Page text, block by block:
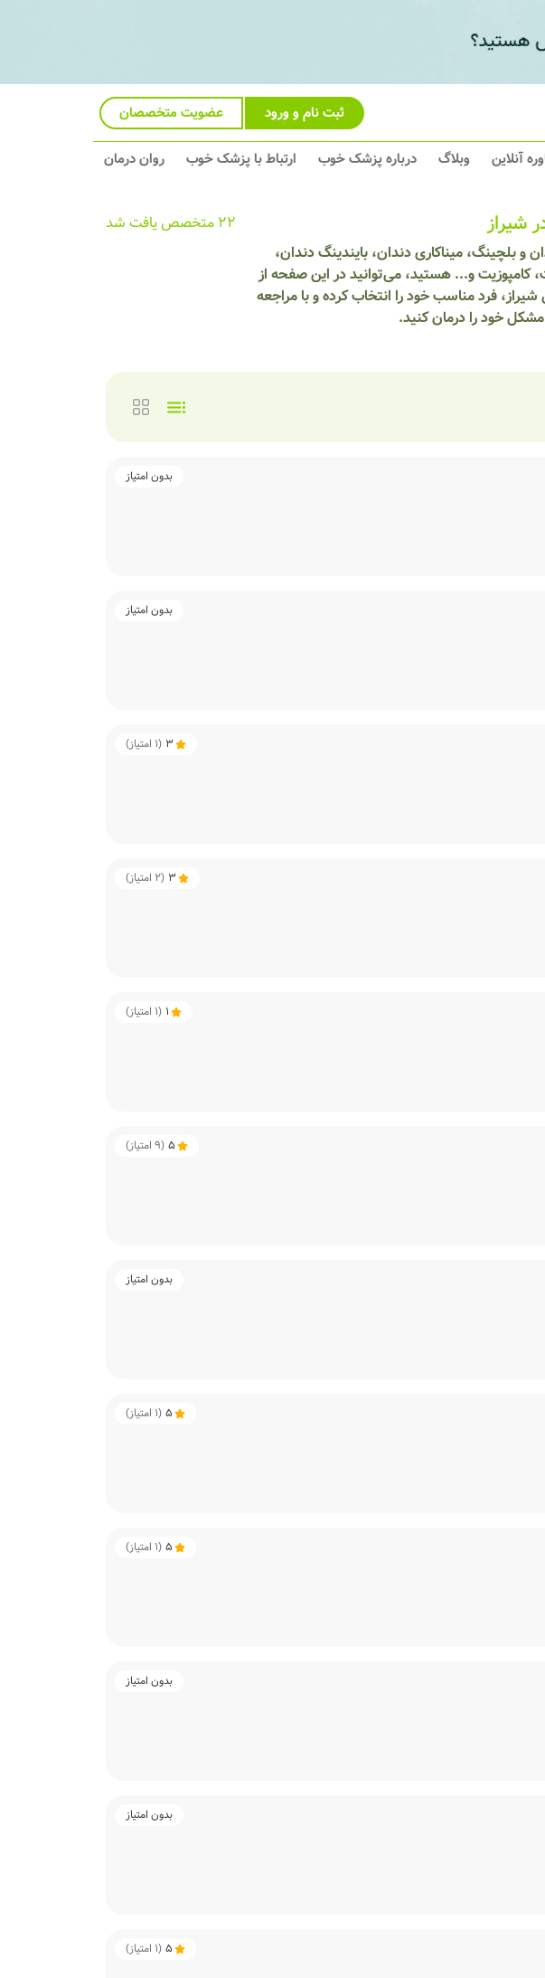
ثبت نام و ورود عضویت متخصصان
آنلاین وبلاگ درباره پزشک خوب ارتباط با پزشک خوب روان درمان
شیراز
بلچینگ، میناکاری دندان، بایندینگ دندان،
کامپوزیت و... هستید، می‌توانید در این صفحه از
فرد مناسب خود را انتخاب کرده و با مراجعه
خود را درمان کنید.
22 متخصص یافت شد
بدون امتیاز
بدون امتیاز
3
(
1 امتیاز)
3
(
2 امتیاز)
1
(
1 امتیاز)
5
(
9 امتیاز)
بدون امتیاز
5
(
1 امتیاز)
5
(
1 امتیاز)
بدون امتیاز
بدون امتیاز
5
(
1 امتیاز)